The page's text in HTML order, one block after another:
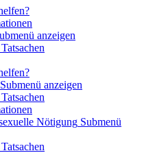
anzeigen
Submenü anzeigen
Nötigung Submenü